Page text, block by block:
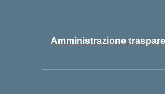
Amministrazione